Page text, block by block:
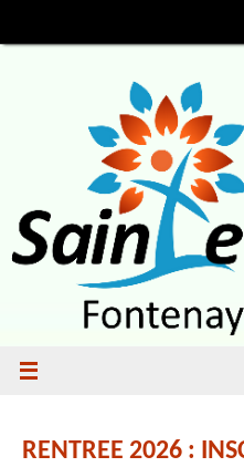
RENTREE 2026 :